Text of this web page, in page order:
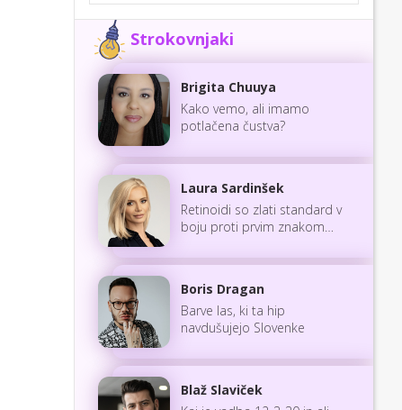
Strokovnjaki
Brigita Chuuya
Kako vemo, ali imamo
potlačena čustva?
Laura Sardinšek
Retinoidi so zlati standard v
boju proti prvim znakom
Boris Dragan
Barve las, ki ta hip
navdušujejo Slovenke
Blaž Slaviček